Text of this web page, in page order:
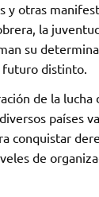
y otras
la
su
futuro distinto.
de la
países
conquistar
de